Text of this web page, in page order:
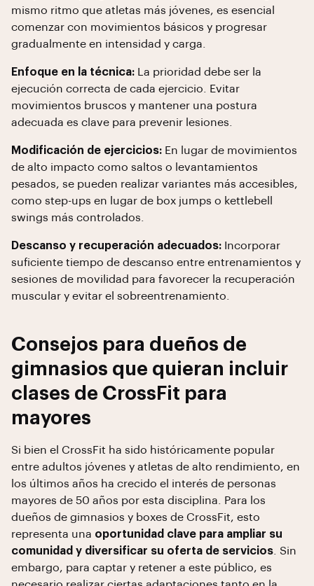
mismo ritmo que atletas más jóvenes, es esencial
comenzar con movimientos básicos y progresar
gradualmente en intensidad y carga.
Enfoque en la técnica: La prioridad debe ser la
ejecución correcta de cada ejercicio. Evitar
movimientos bruscos y mantener una postura
adecuada es clave para prevenir lesiones.
Modificación de ejercicios: En lugar de movimientos
de alto impacto como saltos o levantamientos
pesados, se pueden realizar variantes más accesibles,
como step-ups en lugar de box jumps o kettlebell
swings más controlados.
Descanso y recuperación adecuados: Incorporar
suficiente tiempo de descanso entre entrenamientos y
sesiones de movilidad para favorecer la recuperación
muscular y evitar el sobreentrenamiento.
Consejos para dueños de
gimnasios que quieran incluir
clases de CrossFit para
mayores
Si bien el CrossFit ha sido históricamente popular
entre adultos jóvenes y atletas de alto rendimiento, en
los últimos años ha crecido el interés de personas
mayores de 50 años por esta disciplina. Para los
dueños de gimnasios y boxes de CrossFit, esto
representa una oportunidad clave para ampliar su
comunidad y diversificar su oferta de servicios . Sin
embargo, para captar y retener a este público, es